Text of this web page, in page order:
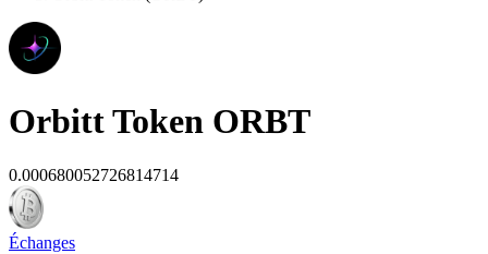
Orbitt Token ORBT
0.000680052726814714
Échanges